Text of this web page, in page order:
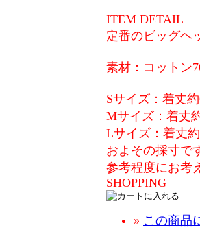
ITEM DETAIL
定番のビッグヘ
素材：コットン
Sサイズ：着丈
Mサイズ：着丈
Lサイズ：着丈
およその採寸で
参考程度にお考
SHOPPING
» この商品